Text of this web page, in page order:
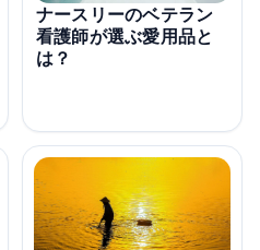
ナースリーのベテラン
看護師が選ぶ愛用品と
は？